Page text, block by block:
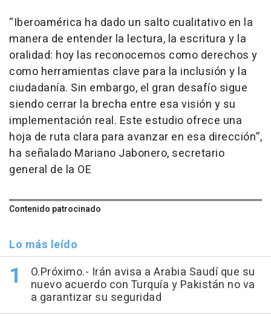
“Iberoamérica ha dado un salto cualitativo en la
manera de entender la lectura, la escritura y la
oralidad: hoy las reconocemos como derechos y
como herramientas clave para la inclusión y la
ciudadanía. Sin embargo, el gran desafío sigue
siendo cerrar la brecha entre esa visión y su
implementación real. Este estudio ofrece una
hoja de ruta clara para avanzar en esa dirección”,
ha señalado Mariano Jabonero, secretario
general de la OE
Contenido patrocinado
Lo más leído
O.Próximo.- Irán avisa a Arabia Saudí que su
nuevo acuerdo con Turquía y Pakistán no va
a garantizar su seguridad